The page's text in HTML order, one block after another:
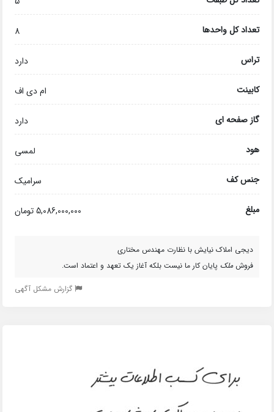
تعداد کل واحدها 8
تراس دارد
کابینت ام دی اف
گاز صفحه ای دارد
هود لمسی
جنس کف سرامیک
مبلغ 5,086,000,000 تومان
دیجی املاک نیایش با نظارت مهندس مختاری
فروشملک پایان کار ما نیست بلکه آغاز یک تعهد و اعتماد است.
گزارش مشکل آگهی